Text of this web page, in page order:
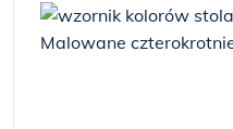
Malowane